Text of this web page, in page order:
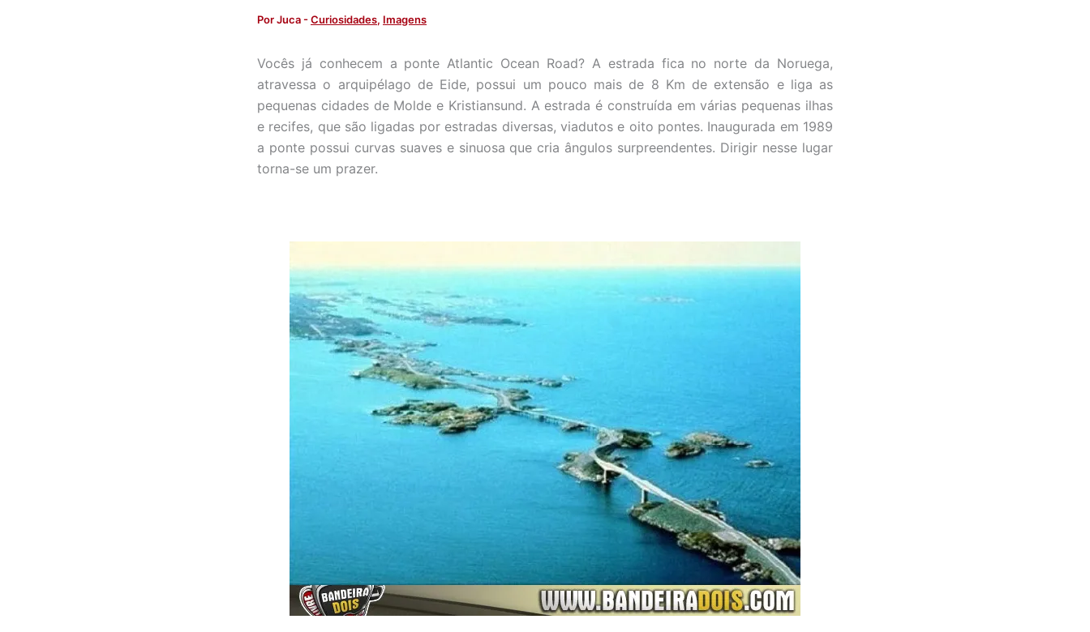
PorJuca-Curiosidades, Imagens
Vocês já conhecem a ponte Atlantic Ocean Road? A estrada fica no norte da Noruega,
atravessa o arquipélago de Eide, possui um pouco mais de 8 Km de extensão e liga as
pequenas cidades de Molde e Kristiansund. A estrada é construída em várias pequenas ilhas
e recifes, que são ligadas por estradas diversas, viadutos e oito pontes. Inaugurada em 1989
a ponte possui curvas suaves e sinuosa que cria ângulos surpreendentes. Dirigir nesse lugar
torna-se um prazer.